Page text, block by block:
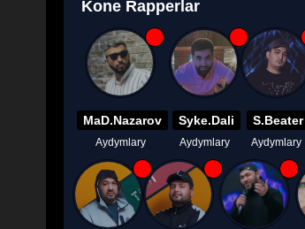
Kone Rapperlar
MaD.Nazarov
Aydymlary
Syke.Dali
Aydymlary
S.Beater
Aydymlary